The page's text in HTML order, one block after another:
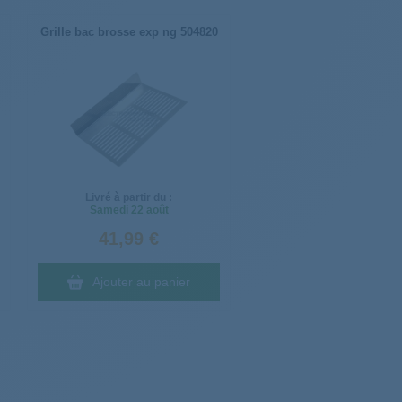
Grille bac brosse exp ng 504820
Samedi
22 août
41,99 €
Ajouter au panier